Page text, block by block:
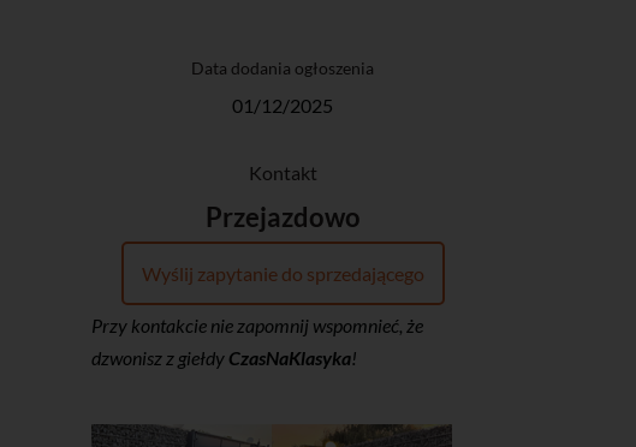
Data dodania ogłoszenia
01/12/2025
Kontakt
Przejazdowo
Wyślij zapytanie do sprzedającego
Przy kontakcie nie zapomnij wspomnieć, że
dzwonisz z giełdy CzasNaKlasyka!